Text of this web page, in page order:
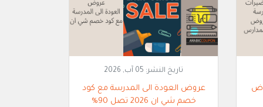
تاريخ النشر: 05 آب, 2026
عروض العودة الى المدرسة مع كود
خصم شي ان 2026 تصل 90%